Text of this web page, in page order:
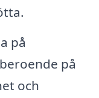
på
på
och